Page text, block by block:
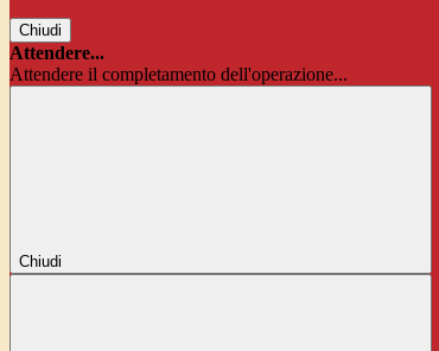
Chiudi
Attendere...
Attendere il completamento dell'operazione...
Chiudi